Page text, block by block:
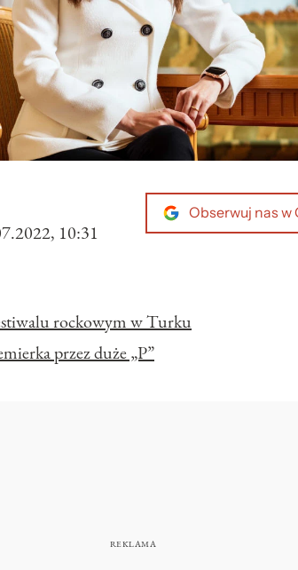
10:31
Obserwuj nas w
rockowym w Turku
przez duże „P”